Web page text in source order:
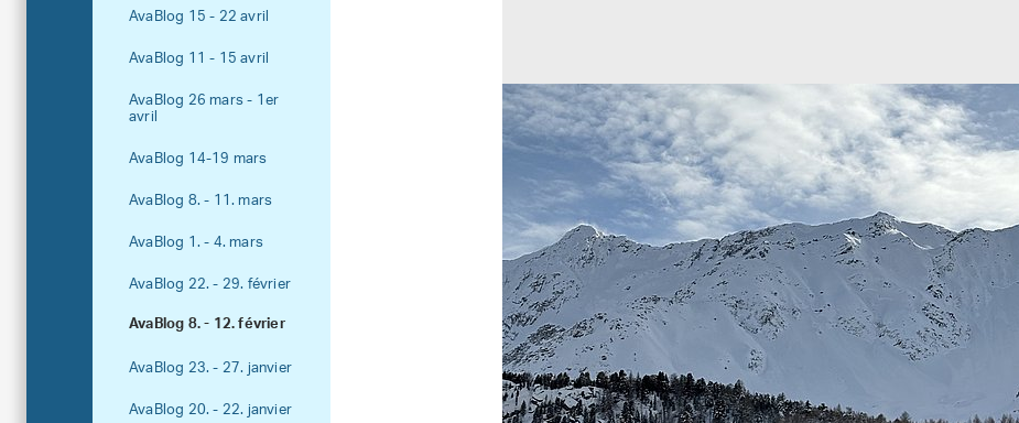
AvaBlog 15 - 22 avril
AvaBlog 11 - 15 avril
AvaBlog 26 mars - 1er
avril
AvaBlog 14-19 mars
AvaBlog 8. - 11. mars
AvaBlog 1. - 4. mars
AvaBlog 22. - 29. février
AvaBlog 8. - 12. février
AvaBlog 23. - 27. janvier
AvaBlog 20. - 22. janvier